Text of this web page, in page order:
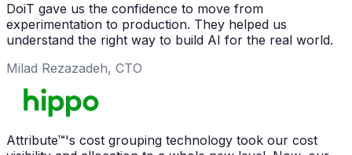
DoiT gave us the confidence to move from
experimentation to production. They helped us
understand the right way to build AI for the real world.
Milad Rezazadeh, CTO
Attribute™'s cost grouping technology took our cost